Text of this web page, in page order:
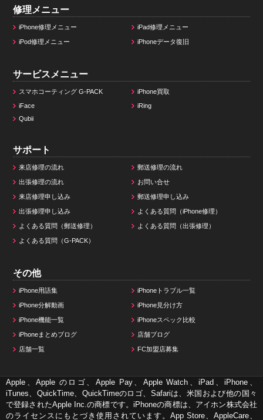
修理メニュー
iPhone修理メニュー iPad修理メニュー
iPod修理メニュー iPhoneデータ復旧
サービスメニュー
スマホコーティング G-PACK
iPhone買取
iFace
iRing
Qubii
サポート
来店修理の流れ 郵送修理の流れ
出張修理の流れ お問い合せ
来店修理申し込み 郵送修理申し込み
出張修理申し込み よくある質問（iPhone修理）
よくある質問（郵送修理） よくある質問（出張修理）
よくある質問（G-PACK）
その他
iPhone用語集 iPhoneトラブル一覧
iPhone分解動画 iPhone見分け方
iPhone機能一覧 iPhoneスペック比較
iPhoneまとめブログ 店舗ブログ
店舗一覧 FC加盟店募集
Apple、Apple のロゴ、Apple Pay、Apple Watch、iPad、iPhone、
iTunes、QuickTime、QuickTimeのロゴ、Safariは、米国および他の国々
で登録されたApple Inc.の商標です。iPhoneの商標は、アイホン株式会社
のライセンスにもとづき使用されています。App Store、AppleCare、